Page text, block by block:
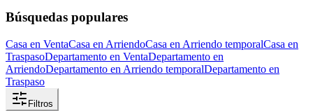
Búsquedas populares
Casa en VentaCasa en ArriendoCasa en Arriendo temporalCasa en
TraspasoDepartamento en VentaDepartamento en
ArriendoDepartamento en Arriendo temporalDepartamento en
Traspaso
Filtros